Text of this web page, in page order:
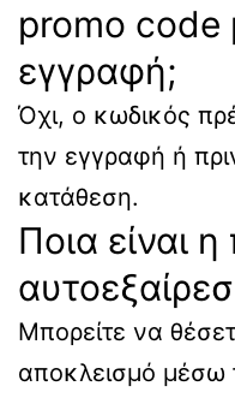
promo code
εγγραφή;
Όχι, ο κωδικός
την εγγραφή ή
κατάθεση.
Ποια είναι η
Μπορείτε να
αποκλεισμό μέσω